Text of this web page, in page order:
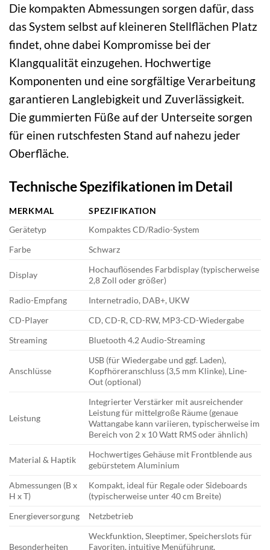
Die kompakten Abmessungen sorgen dafür, dass
das System selbst auf kleineren Stellflächen Platz
findet, ohne dabei Kompromisse bei der
Klangqualität einzugehen. Hochwertige
Komponenten und eine sorgfältige Verarbeitung
garantieren Langlebigkeit und Zuverlässigkeit.
Die gummierten Füße auf der Unterseite sorgen
für einen rutschfesten Stand auf nahezu jeder
Oberfläche.
Technische Spezifikationen im Detail
MERKMAL
SPEZIFIKATION
Gerätetyp
Kompaktes CD/Radio-System
Farbe
Schwarz
Display
Hochauflösendes Farbdisplay (typischerweise
2,8 Zoll oder größer)
Radio-Empfang
Internetradio, DAB+, UKW
CD-Player
CD, CD-R, CD-RW, MP3-CD-Wiedergabe
Streaming
Bluetooth 4.2 Audio-Streaming
Anschlüsse
USB (für Wiedergabe und ggf. Laden),
Kopfhöreranschluss (3,5 mm Klinke), Line-
Out (optional)
Leistung
Integrierter Verstärker mit ausreichender
Leistung für mittelgroße Räume (genaue
Wattangabe kann variieren, typischerweise im
Bereich von 2 x 10 Watt RMS oder ähnlich)
Material & Haptik
Hochwertiges Gehäuse mit Frontblende aus
gebürstetem Aluminium
Abmessungen (B x
H x T)
Kompakt, ideal für Regale oder Sideboards
(typischerweise unter 40 cm Breite)
Energieversorgung
Netzbetrieb
Besonderheiten
Weckfunktion, Sleeptimer, Speicherslots für
Favoriten, intuitive Menüführung,